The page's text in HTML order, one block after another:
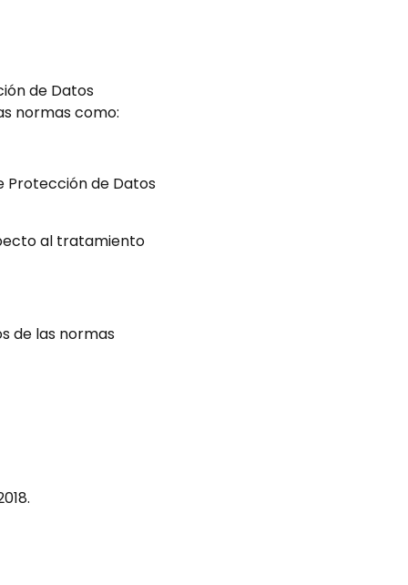
de Datos
normas como:
Protección de Datos
al tratamiento
de las normas